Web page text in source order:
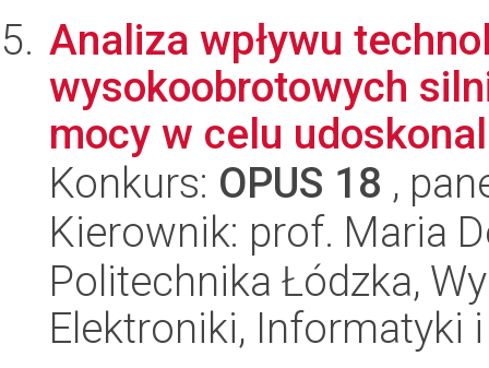
Analiza wpływu
wysokoobrotowych
mocy w celu
Konkurs: OPUS 18 ,
Kierownik: prof. Maria
Politechnika Łódzka,
Elektroniki, Informatyki